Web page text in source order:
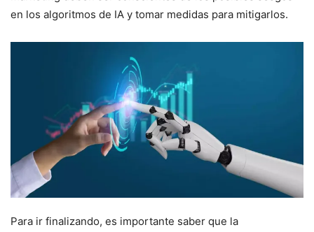
en los algoritmos de IA y tomar medidas para mitigarlos.
Para ir finalizando, es importante saber que la